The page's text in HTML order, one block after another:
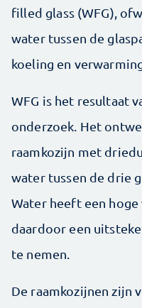
filled glass (WFG),
water tussen de
koeling en
WFG is het resultaat
onderzoek. Het
raamkozijn met
water tussen de drie
Water heeft een
daardoor een
te nemen.
De raamkozijnen zijn